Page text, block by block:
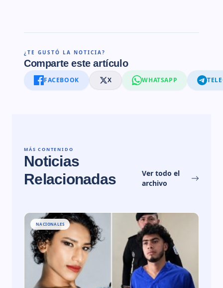
¿TE GUSTÓ LA NOTICIA?
Comparte este artículo
FACEBOOK X WHATSAPP
MÁS CONTENIDO
Noticias
Relacionadas
Ver todo el
archivo
NACIONALES